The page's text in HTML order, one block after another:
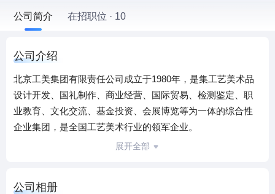
公司简介 在招职位 · 10
公司介绍
北京工美集团有限责任公司成立于1980年，是集工艺美术品
设计开发、国礼制作、商业经营、国际贸易、检测鉴定、职
业教育、文化交流、基金投资、会展博览等为一体的综合性
企业集团，是全国工艺美术行业的领军企业。
北京工美集团始终坚持以工艺美术为主业，以传承和弘扬中
重要表彰项目奖章、奖牌的设计及生产任务，被誉为当代“国
展开全部
公司相册